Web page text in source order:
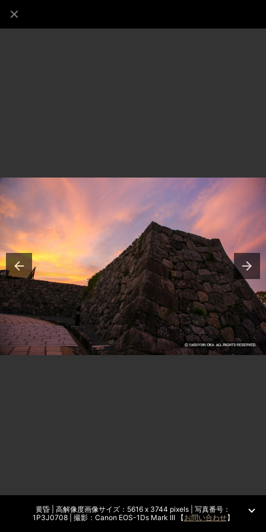
黄昏 | 高解像度画像サイズ：5616 x 3744 pixels | 写真番号：
1P3J0708 | 撮影：Canon EOS-1Ds Mark III 【お問い合わせ】